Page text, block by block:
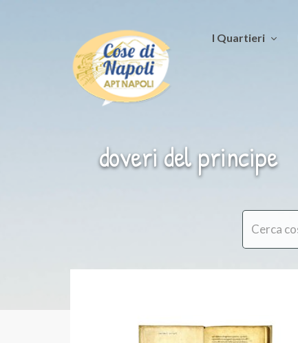
I Quartieri
doveri del principe